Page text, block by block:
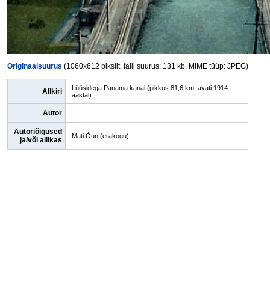
Originaalsuurus (1060x612 pikslit, faili suurus: 131 kb, MIME tüüp: JPEG)
Allkiri
Lüüsidega Panama kanal (pikkus 81,6 km, avati 1914.
aastal)
Autor
Autoriõigused
ja/või allikas
Mati Õun (erakogu)